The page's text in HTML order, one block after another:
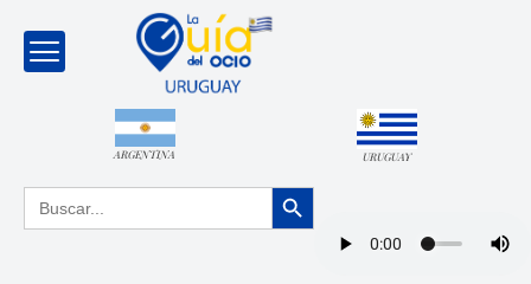
ARGENTINA URUGUAY
Buscar: Botón de búsqueda